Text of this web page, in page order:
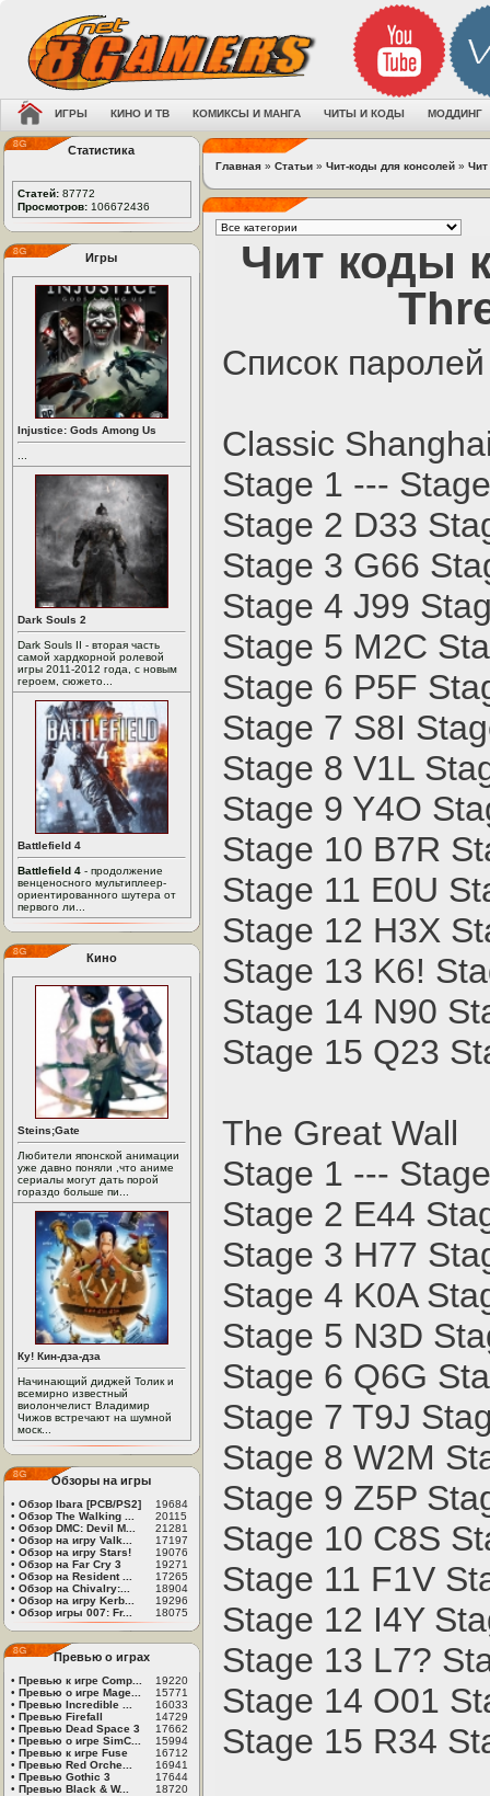
ИГРЫ КИНО И ТВ КОМИКСЫ И МАНГА ЧИТЫ И КОДЫ МОДДИНГ
Статистика
Статей: 87772
Просмотров: 106672436
Игры
Injustice: Gods Among Us
Dark Souls 2
Dark Souls II - вторая часть
самой хардкорной ролевой
игры 2011-2012 года, с новым
героем, сюжето...
Battlefield 4
Battlefield 4 - продолжение
венценосного мультиплеер-
ориентированного шутера от
первого ли...
Кино
Steins;Gate
Любители японской анимации
уже давно поняли ,что аниме
сериалы могут дать порой
гораздо больше пи...
Ку! Кин-дза-дза
Начинающий диджей Толик и
всемирно известный
виолончелист Владимир
Чижов встречают на шумной
моск...
Обзоры на игры
• Обзор Ibara [PCB/PS2]
19684
• Обзор The Walking ...
20115
• Обзор DMC: Devil M...
21281
• Обзор на игру Valk...
17197
• Обзор на игру Stars!
19076
• Обзор на Far Cry 3
19271
• Обзор на Resident ...
17265
• Обзор на Chivalry:...
18904
• Обзор на игру Kerb...
19296
• Обзор игры 007: Fr... 18075
Превью о играх
• Превью к игре Comp...
19220
• Превью о игре Mage...
15771
• Превью Incredible ...
16033
• Превью Firefall
14729
• Превью Dead Space 3
17662
• Превью о игре SimC...
15994
• Превью к игре Fuse
16712
• Превью Red Orche...
16941
• Превью Gothic 3
17644
• Превью Black & W... 18720
Главная » Статьи » Чит-коды для консолей » Чит
Чит коды
Список
Classic
Stage 1 ---
Stage 2 D33
Stage 3 G66
Stage 4 J99
Stage 5 M2C
Stage 6 P5F
Stage 7 S8I
Stage 8 V1L
Stage 9 Y4O
Stage 10 B7R
Stage 11 E0U
Stage 12 H3X
Stage 13 K6!
Stage 14 N90
Stage 15 Q23
The Great Wall
Stage 1 ---
Stage 2 E44
Stage 3 H77
Stage 4 K0A
Stage 5 N3D
Stage 6 Q6G
Stage 7 T9J
Stage 8 W2M
Stage 9 Z5P
Stage 10 C8S
Stage 11 F1V
Stage 12 I4Y
Stage 13 L7?
Stage 14 O01
Stage 15 R34